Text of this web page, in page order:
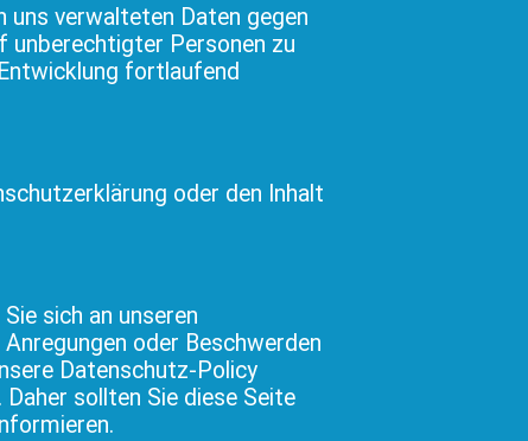
uns verwalteten Daten gegen
unberechtigter Personen zu
fortlaufend
oder den Inhalt
sich an unseren
oder Beschwerden
Datenschutz-Policy
sollten Sie diese Seite